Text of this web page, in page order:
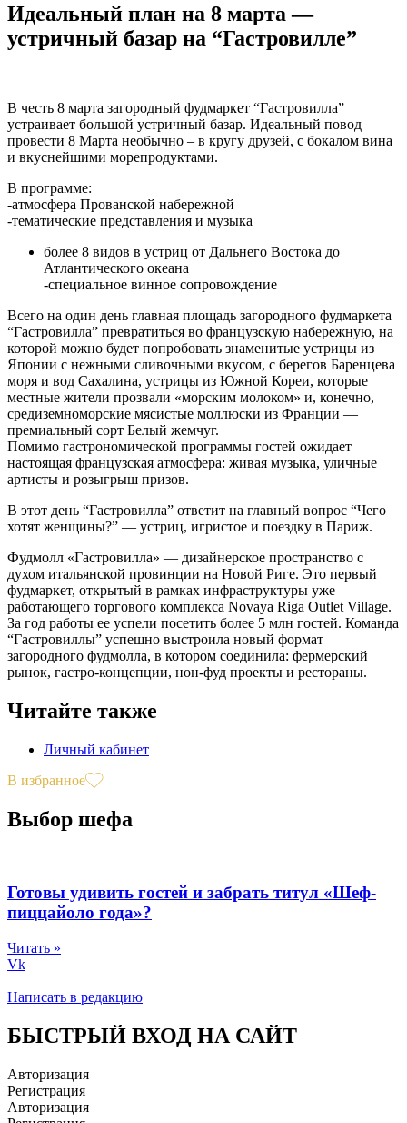
Идеальный план на 8 марта —
устричный базар на “Гастровилле”
В честь 8 марта загородный фудмаркет “Гастровилла”
устраивает большой устричный базар. Идеальный повод
провести 8 Марта необычно – в кругу друзей, с бокалом вина
и вкуснейшими морепродуктами.
В программе:
-атмосфера Прованской набережной
-тематические представления и музыка
более 8 видов в устриц от Дальнего Востока до
Атлантического океана
-специальное винное сопровождение
Всего на один день главная площадь загородного фудмаркета
“Гастровилла” превратиться во французскую набережную, на
которой можно будет попробовать знаменитые устрицы из
Японии с нежными сливочными вкусом, с берегов Баренцева
моря и вод Сахалина, устрицы из Южной Кореи, которые
местные жители прозвали «морским молоком» и, конечно,
средиземноморские мясистые моллюски из Франции —
премиальный сорт Белый жемчуг.
Помимо гастрономической программы гостей ожидает
настоящая французская атмосфера: живая музыка, уличные
артисты и розыгрыш призов.
В этот день “Гастровилла” ответит на главный вопрос “Чего
хотят женщины?” — устриц, игристое и поездку в Париж.
Фудмолл «Гастровилла» — дизайнерское пространство с
духом итальянской провинции на Новой Риге. Это первый
фудмаркет, открытый в рамках инфраструктуры уже
работающего торгового комплекса Novaya Riga Outlet Village.
За год работы ее успели посетить более 5 млн гостей. Команда
“Гастровиллы” успешно выстроила новый формат
загородного фудмолла, в котором соединила: фермерский
рынок, гастро-концепции, нон-фуд проекты и рестораны.
Читайте также
Личный кабинет
В избранное
Выбор шефа
Готовы удивить гостей и забрать титул «Шеф-
пиццайоло года»?
Читать »
Vk
Написать в редакцию
БЫСТРЫЙ ВХОД НА САЙТ
Авторизация
Регистрация
Авторизация